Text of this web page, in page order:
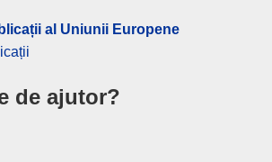
al Uniunii Europene
de ajutor?